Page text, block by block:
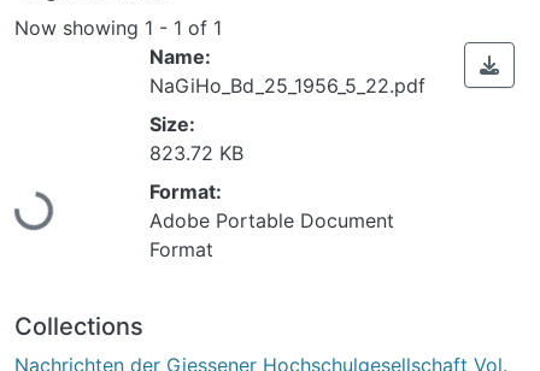
Now showing 1 - 1 of 1
Loading...
Name:
NaGiHo_Bd_25_1956_5_22.pdf
Size:
823.72 KB
Format:
Adobe Portable Document
Format
Collections
Nachrichten der Giessener Hochschulgesellschaft Vol.